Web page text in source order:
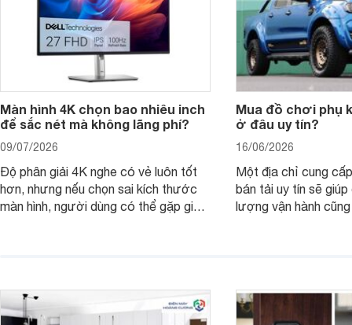
Màn hình 4K chọn bao nhiêu inch
để sắc nét mà không lãng phí?
09/07/2026
Độ phân giải 4K nghe có vẻ luôn tốt
hơn, nhưng nếu chọn sai kích thước
màn hình, người dùng có thể gặp giao
Mua đồ chơi phụ
ở đâu uy tín?
16/06/2026
Một địa chỉ cung
bán tải uy tín sẽ
lượng vận hành